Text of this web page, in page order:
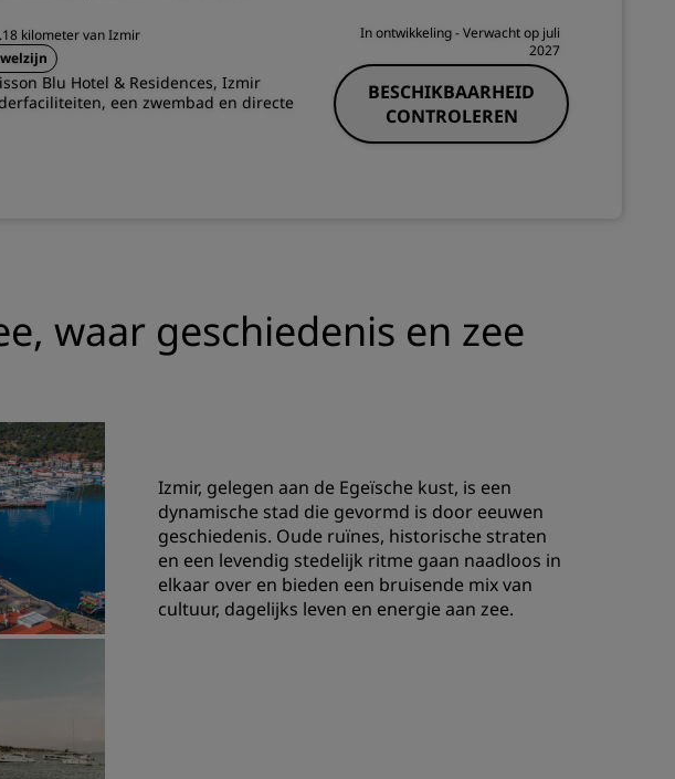
kilometer van Izmir
Blu Hotel & Residences, Izmir
een zwembad en directe
In ontwikkeling- Verwacht op juli
2027
BESCHIKBAARHEID
CONTROLEREN
waar geschiedenis en zee
Izmir, gelegen aan de Egeïsche kust, is een
dynamische stad die gevormd is door eeuwen
geschiedenis. Oude ruïnes, historische straten
en een levendig stedelijk ritme gaan naadloos in
elkaar over en bieden een bruisende mix van
cultuur, dagelijks leven en energie aan zee.